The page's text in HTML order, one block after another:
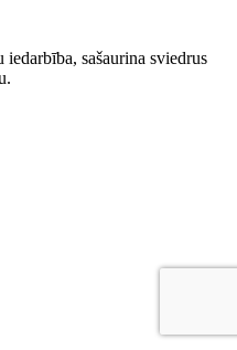
sašaurina sviedrus